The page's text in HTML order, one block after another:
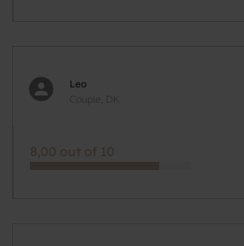
Leo
Couple, DK
8,00 out of 10